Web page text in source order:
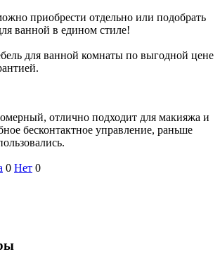
приобрести отдельно или подобрать
ванной в едином стиле!
для ванной комнаты по выгодной цене
отлично подходит для макияжа и
бесконтактное управление, раньше
0 Нет 0